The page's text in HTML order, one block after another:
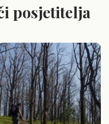
posjetitelja